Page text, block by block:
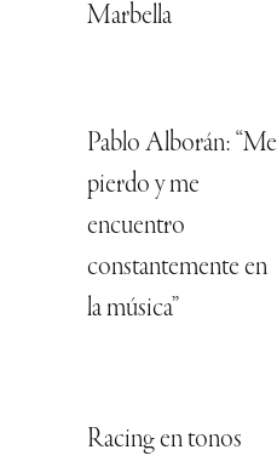
Marbella
Pablo Alborán: “Me
pierdo y me
encuentro
constantemente en
la música”
Racing en tonos